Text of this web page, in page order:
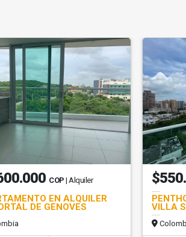
COP | Alquiler
EN ALQUILER
DE GENOVES VILLA